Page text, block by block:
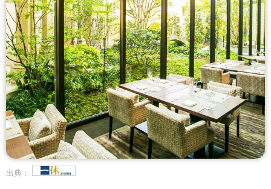
出典：